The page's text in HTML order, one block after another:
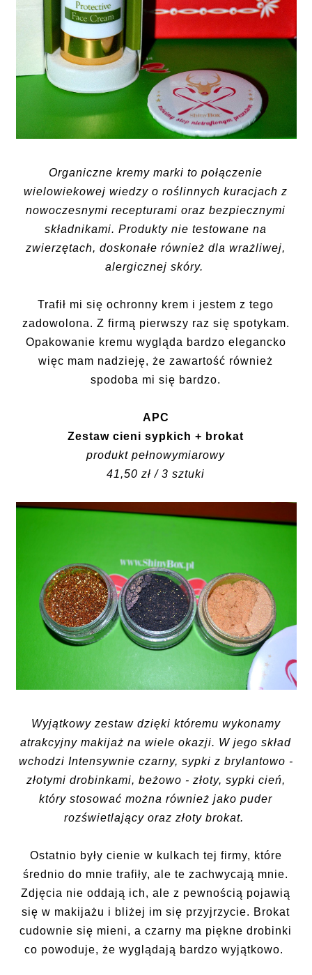
Organiczne kremy marki to połączenie
wielowiekowej wiedzy o roślinnych kuracjach z
nowoczesnymi recepturami oraz bezpiecznymi
składnikami. Produkty nie testowane na
zwierzętach, doskonałe również dla wrażliwej,
alergicznej skóry.
Trafił mi się ochronny krem i jestem z tego
zadowolona. Z firmą pierwszy raz się spotykam.
Opakowanie kremu wygląda bardzo elegancko
więc mam nadzieję, że zawartość również
spodoba mi się bardzo.
APC
Zestaw cieni sypkich + brokat
produkt pełnowymiarowy
41,50 zł / 3 sztuki
Wyjątkowy zestaw dzięki któremu wykonamy
atrakcyjny makijaż na wiele okazji. W jego skład
wchodzi Intensywnie czarny, sypki z brylantowo -
złotymi drobinkami, beżowo - złoty, sypki cień,
który stosować można również jako puder
rozświetlający oraz złoty brokat.
Ostatnio były cienie w kulkach tej firmy, które
średnio do mnie trafiły, ale te zachwycają mnie.
Zdjęcia nie oddają ich, ale z pewnością pojawią
się w makijażu i bliżej im się przyjrzycie. Brokat
cudownie się mieni, a czarny ma piękne drobinki
co powoduje, że wyglądają bardzo wyjątkowo.